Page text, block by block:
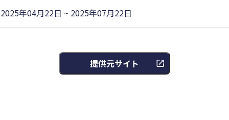
2025年04月22日 ~ 2025年07月22日
提供元サイト